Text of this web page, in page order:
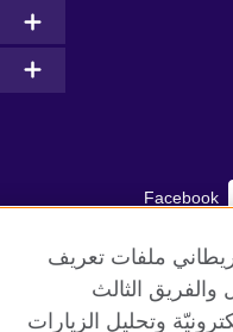
Facebook
TikTok
Youtube
ملفات تعريف
والفريق الثالث
وتحليل الزيارات